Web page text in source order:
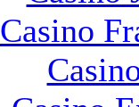
Casino